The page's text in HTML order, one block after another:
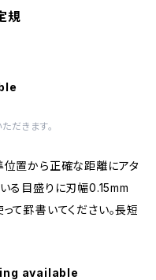
規
だきます。
位置から正確な距離にアタ
る目盛りに刃幅0.15mm
て罫書いてください。長短
available